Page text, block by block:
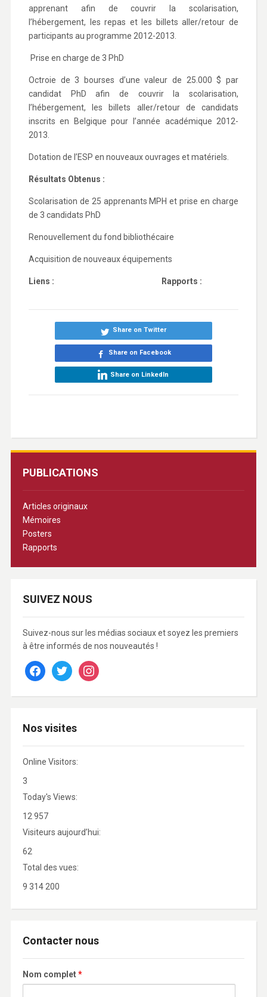
PUBLICATIONS
Articles originaux
Mémoires
Posters
Rapports
SUIVEZ NOUS
Suivez-nous sur les médias sociaux et soyez les premiers
à être informés de nos nouveautés !
facebooktwitter instagram
Nos visites
Online Visitors:
3
Today's Views:
12 957
Visiteurs aujourd’hui:
62
Total des vues:
9 314 200
Contacter nous
Nom complet*
apprenant afin de couvrir la scolarisation,
l’hébergement, les repas et les billets aller/retour de
participants au programme 2012-2013.
Prise en charge de 3 PhD
Octroie de 3 bourses d’une valeur de 25.000 $ par
candidat PhD afin de couvrir la scolarisation,
l’hébergement, les billets aller/retour de candidats
inscrits en Belgique pour l’année académique 2012-
2013.
Dotation de l’ESP en nouveaux ouvrages et matériels.
Résultats Obtenus :
Scolarisation de 25 apprenants MPH et prise en charge
de 3 candidats PhD
Renouvellement du fond bibliothécaire
Acquisition de nouveaux équipements
Liens : Rapports :
Share on Twitter
Share on Facebook
Share on LinkedIn